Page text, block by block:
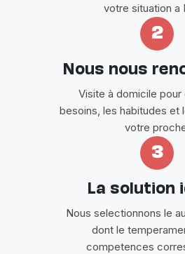
votre situation a
2
Nous nous
Visite à domicile pour
besoins, les habitudes et
votre
3
La solution
Nous selectionnons le
dont le
competences